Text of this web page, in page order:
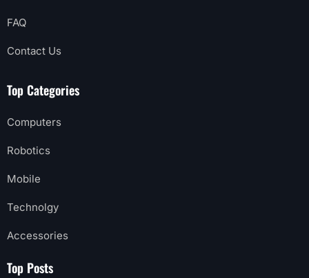
FAQ
Contact Us
Top Categories
Computers
Robotics
Mobile
Technolgy
Accessories
Top Posts